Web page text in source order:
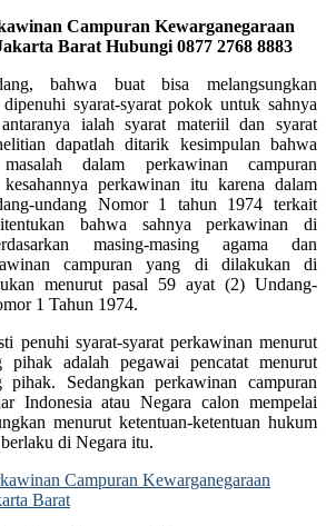
Campuran Kewarganegaraan
Barat Hubungi 0877 2768 8883
bahwa buat bisa melangsungkan
syarat-syarat pokok untuk sahnya
ialah syarat materiil dan syarat
dapatlah ditarik kesimpulan bahwa
dalam perkawinan campuran
kesahannya perkawinan itu karena dalam
undang Nomor 1 tahun 1974 terkait
bahwa sahnya perkawinan di
masing-masing agama dan
campuran yang di dilakukan di
menurut pasal 59 ayat (2) Undang-
1 Tahun 1974.
penuhi syarat-syarat perkawinan menurut
pihak adalah pegawai pencatat menurut
pihak. Sedangkan perkawinan campuran
Indonesia atau Negara calon mempelai
menurut ketentuan-ketentuan hukum
di Negara itu.